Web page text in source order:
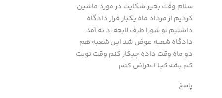
سلام وقت بخیر شکایت در مورد ماشین
کردیم از مرداد ماه یکبار قرار دادگاه
داشتیم تو شورا طرف لایحه زد نه آمد
دادگاه شعبه عوض شد این شعبه هم
دو ماه وقت داده چیکار کنم وقت نوبت
کم بشه کجا اعتراض کنم
پاسخ